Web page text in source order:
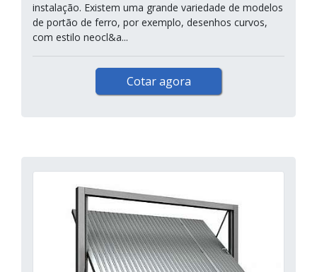
instalação. Existem uma grande variedade de modelos
de portão de ferro, por exemplo, desenhos curvos,
com estilo neocl&a...
Cotar agora